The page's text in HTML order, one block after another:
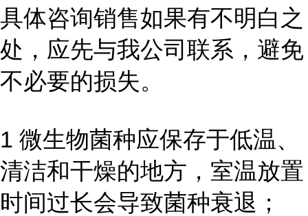
具体咨询销售如果有不明白之
处，应先与我公司联系，避免
不必要的损失。
1 微生物菌种应保存于低温、
清洁和干燥的地方，室温放置
时间过长会导致菌种衰退；